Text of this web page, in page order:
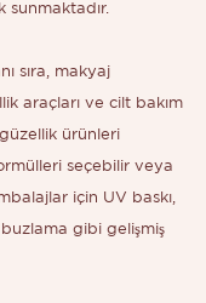
sunmaktadır.
sıra, makyaj
araçları ve cilt bakım
ürünleri
seçebilir veya
için UV baskı,
gibi gelişmiş